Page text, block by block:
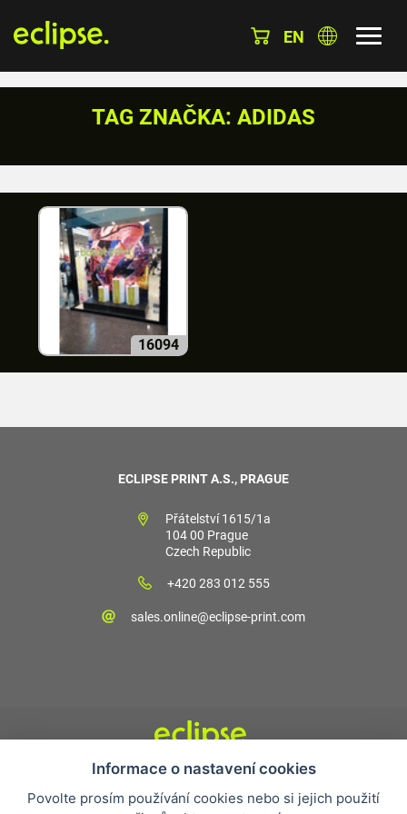
EN
TAG ZNAČKA: ADIDAS
16094
ECLIPSE PRINT A.S., PRAGUE
Přátelství 1615/1a
104 00 Prague
Czech Republic
+420 283 012 555
sales.online@eclipse-print.com
Obchodní podmínky
Nejčastější otázky
Informace o nastavení cookies
Povolte prosím používání cookies nebo si jejich použití